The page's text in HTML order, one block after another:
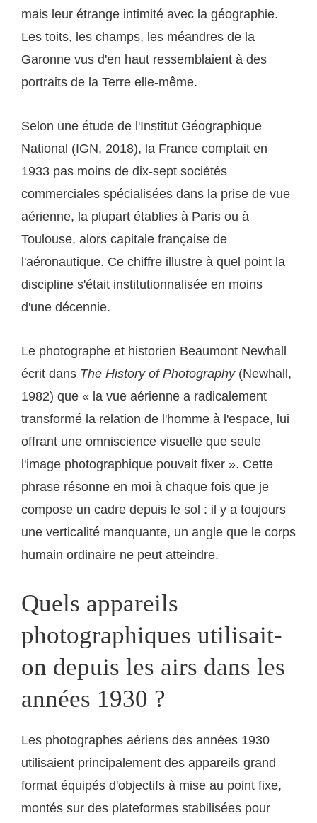
mais leur étrange intimité avec la géographie.
Les toits, les champs, les méandres de la
Garonne vus d'en haut ressemblaient à des
portraits de la Terre elle-même.
Selon une étude de l'Institut Géographique
National (IGN, 2018), la France comptait en
1933 pas moins de dix-sept sociétés
commerciales spécialisées dans la prise de vue
aérienne, la plupart établies à Paris ou à
Toulouse, alors capitale française de
l'aéronautique. Ce chiffre illustre à quel point la
discipline s'était institutionnalisée en moins
d'une décennie.
Le photographe et historien Beaumont Newhall
écrit dans The History of Photography(Newhall,
1982) que « la vue aérienne a radicalement
transformé la relation de l'homme à l'espace, lui
offrant une omniscience visuelle que seule
l'image photographique pouvait fixer ». Cette
phrase résonne en moi à chaque fois que je
compose un cadre depuis le sol : il y a toujours
une verticalité manquante, un angle que le corps
humain ordinaire ne peut atteindre.
Quels appareils
photographiques utilisait-
on depuis les airs dans les
années 1930 ?
Les photographes aériens des années 1930
utilisaient principalement des appareils grand
format équipés d'objectifs à mise au point fixe,
montés sur des plateformes stabilisées pour